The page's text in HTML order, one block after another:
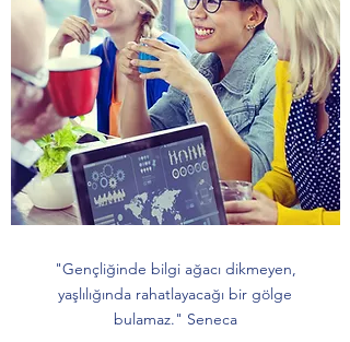
"Gençliğinde bilgi ağacı dikmeyen,
yaşlılığında rahatlayacağı bir gölge
bulamaz." Seneca